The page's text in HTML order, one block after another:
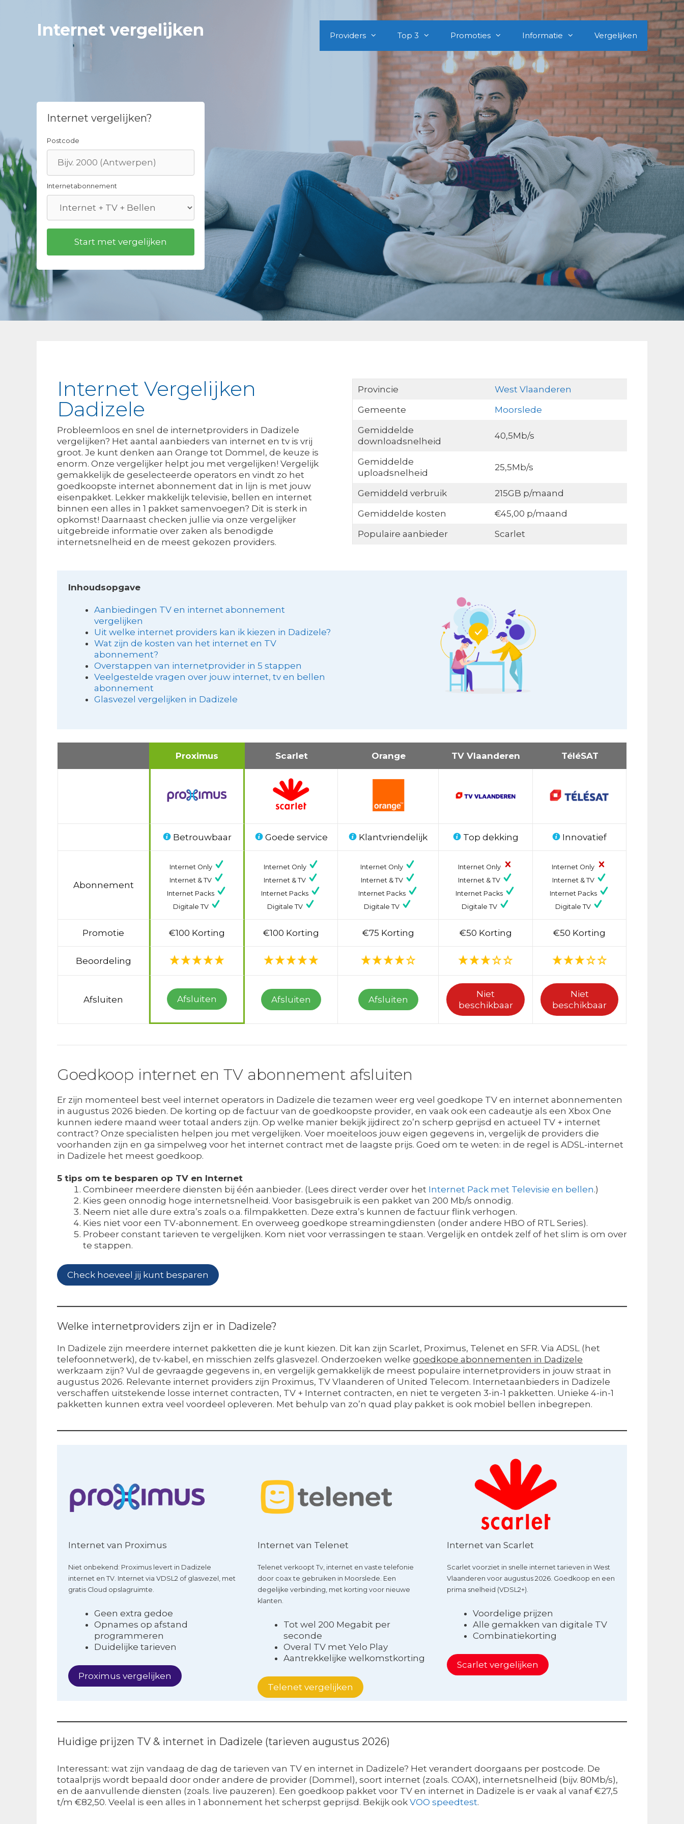
Internet vergelijken Providers Top 3 Promoties Informatie Vergelijken
Internet vergelijken?
Postcode
Internetabonnement
Internet Vergelijken
Dadizele
Probleemloos en snel de internetproviders in Dadizele
vergelijken? Het aantal aanbieders van internet en tv is vrij
groot. Je kunt denken aan Orange tot Dommel, de keuze is
enorm. Onze vergelijker helpt jou met vergelijken! Vergelijk
gemakkelijk de geselecteerde operators en vindt zo het
goedkoopste internet abonnement dat in lijn is met jouw
eisenpakket. Lekker makkelijk televisie, bellen en internet
binnen een alles in 1 pakket samenvoegen? Dit is sterk in
opkomst! Daarnaast checken jullie via onze vergelijker
uitgebreide informatie over zaken als benodigde
internetsnelheid en de meest gekozen providers.
Provincie
West Vlaanderen
Gemeente
Moorslede
Gemiddelde
downloadsnelheid
40,5Mb/s
Gemiddelde
uploadsnelheid
25,5Mb/s
Gemiddeld verbruik
215GB p/maand
Gemiddelde kosten
€45,00 p/maand
Populaire aanbieder
Scarlet
Inhoudsopgave
Aanbiedingen TV en internet abonnement
vergelijken
Uit welke internet providers kan ik kiezen in Dadizele?
Wat zijn de kosten van het internet en TV
abonnement?
Overstappen van internetprovider in 5 stappen
Veelgestelde vragen over jouw internet, tv en bellen
abonnement
Glasvezel vergelijken in Dadizele
Proximus Scarlet Orange TV Vlaanderen TéléSAT
Betrouwbaar Goede service Klantvriendelijk Top dekking Innovatief
Abonnement
Internet Only
Internet & TV
Internet Packs
Digitale TV
Internet Only
Internet & TV
Internet Packs
Digitale TV
Internet Only
Internet & TV
Internet Packs
Digitale TV
Internet Only
Internet & TV
Internet Packs
Digitale TV
Internet Only
Internet & TV
Internet Packs
Digitale TV
Promotie €100 Korting €100 Korting €75 Korting €50 Korting €50 Korting
Beoordeling
Afsluiten Afsluiten Afsluiten Afsluiten
Niet
beschikbaar
Niet
beschikbaar
Goedkoop internet en TV abonnement afsluiten
Er zijn momenteel best veel internet operators in Dadizele die tezamen weer erg veel goedkope TV en internet abonnementen
in augustus 2026 bieden. De korting op de factuur van de goedkoopste provider, en vaak ook een cadeautje als een Xbox One
kunnen iedere maand weer totaal anders zijn. Op welke manier bekijk jijdirect zo’n scherp geprijsd en actueel TV + internet
contract? Onze specialisten helpen jou met vergelijken. Voer moeiteloos jouw eigen gegevens in, vergelijk de providers die
voorhanden zijn en ga simpelweg voor het internet contract met de laagste prijs. Goed om te weten: in de regel is ADSL-internet
in Dadizele het meest goedkoop.
5 tips om te besparen op TV en Internet
Combineer meerdere diensten bij één aanbieder. (Lees direct verder over het Internet Pack met Televisie en bellen.)
Kies geen onnodig hoge internetsnelheid. Voor basisgebruik is een pakket van 200 Mb/s onnodig.
Neem niet alle dure extra’s zoals o.a. filmpakketten. Deze extra’s kunnen de factuur flink verhogen.
Kies niet voor een TV-abonnement. En overweeg goedkope streamingdiensten (onder andere HBO of RTL Series).
Probeer constant tarieven te vergelijken. Kom niet voor verrassingen te staan. Vergelijk en ontdek zelf of het slim is om over
te stappen.
Check hoeveel jij kunt besparen
Welke internetproviders zijn er in Dadizele?
In Dadizele zijn meerdere internet pakketten die je kunt kiezen. Dit kan zijn Scarlet, Proximus, Telenet en SFR. Via ADSL (het
telefoonnetwerk), de tv-kabel, en misschien zelfs glasvezel. Onderzoeken welke goedkope abonnementen in Dadizele
werkzaam zijn? Vul de gevraagde gegevens in, en vergelijk gemakkelijk de meest populaire internetproviders in jouw straat in
augustus 2026. Relevante internet providers zijn Proximus, TV Vlaanderen of United Telecom. Internetaanbieders in Dadizele
verschaffen uitstekende losse internet contracten, TV + Internet contracten, en niet te vergeten 3-in-1 pakketten. Unieke 4-in-1
pakketten kunnen extra veel voordeel opleveren. Met behulp van zo’n quad play pakket is ook mobiel bellen inbegrepen.
Internet van Proximus
Niet onbekend: Proximus levert in Dadizele
internet en TV. Internet via VDSL2 of glasvezel, met
gratis Cloud opslagruimte.
Geen extra gedoe
Opnames op afstand
programmeren
Duidelijke tarieven
Proximus vergelijken
Internet van Telenet
Telenet verkoopt Tv, internet en vaste telefonie
door coax te gebruiken in Moorslede. Een
degelijke verbinding, met korting voor nieuwe
klanten.
Tot wel 200 Megabit per
seconde
Overal TV met Yelo Play
Aantrekkelijke welkomstkorting
Telenet vergelijken
Internet van Scarlet
Scarlet voorziet in snelle internet tarieven in West
Vlaanderen voor augustus 2026. Goedkoop en een
prima snelheid (VDSL2+).
Voordelige prijzen
Alle gemakken van digitale TV
Combinatiekorting
Scarlet vergelijken
Huidige prijzen TV & internet in Dadizele (tarieven augustus 2026)
Interessant: wat zijn vandaag de dag de tarieven van TV en internet in Dadizele? Het verandert doorgaans per postcode. De
totaalprijs wordt bepaald door onder andere de provider (Dommel), soort internet (zoals. COAX), internetsnelheid (bijv. 80Mb/s),
en de aanvullende diensten (zoals. live pauzeren). Een goedkoop pakket voor TV en internet in Dadizele is er vaak al vanaf €27,5
t/m €82,50. Veelal is een alles in 1 abonnement het scherpst geprijsd. Bekijk ook VOO speedtest.